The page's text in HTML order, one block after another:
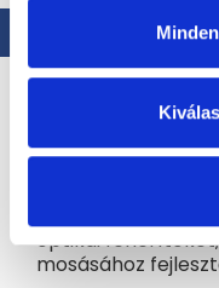
Hasonló (2)
A Nature+
ihlette. Tisztán
optikai
mosásához